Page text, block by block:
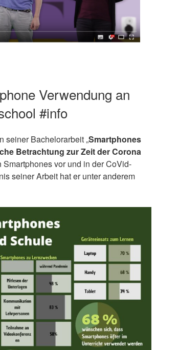
Verwendung an
#info
seiner Bachelorarbeit „Smartphones
Betrachtung zur Zeit der Corona
Smartphones vor und in der CoVid-
seiner Arbeit hat er unter anderem